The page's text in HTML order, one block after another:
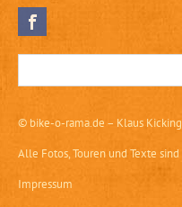
© bike-o-rama.de – Klaus
Alle Fotos, Touren und Texte
Impressum